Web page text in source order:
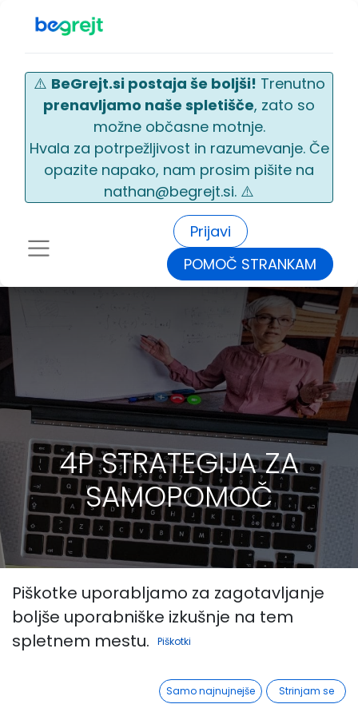
Prijavi
POMOČ STRANKAM
⚠️ BeGrejt.si postaja še boljši! Trenutno
prenavljamo naše spletišče, zato so
možne občasne motnje.
Hvala za potrpežljivost in razumevanje. Če
opazite napako, nam prosim pišite na
nathan@begrejt.si. ⚠️
4P STRATEGIJA ZA
SAMOPOMOČ
Piškotke uporabljamo za zagotavljanje
boljše uporabniške izkušnje na tem
spletnem mestu.
Piškotki
Samo najnujnejše Strinjam se